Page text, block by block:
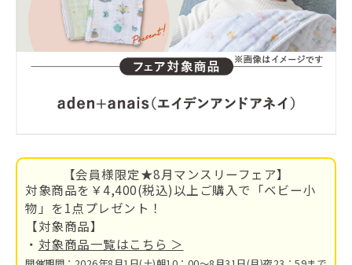
【会員様限定★8月マンスリーフェア】
対象商品を￥4,400(税込)以上ご購入で「ベビー小
物」を1点プレゼント！
【対象商品】
・ 対象商品一覧はこちら ＞